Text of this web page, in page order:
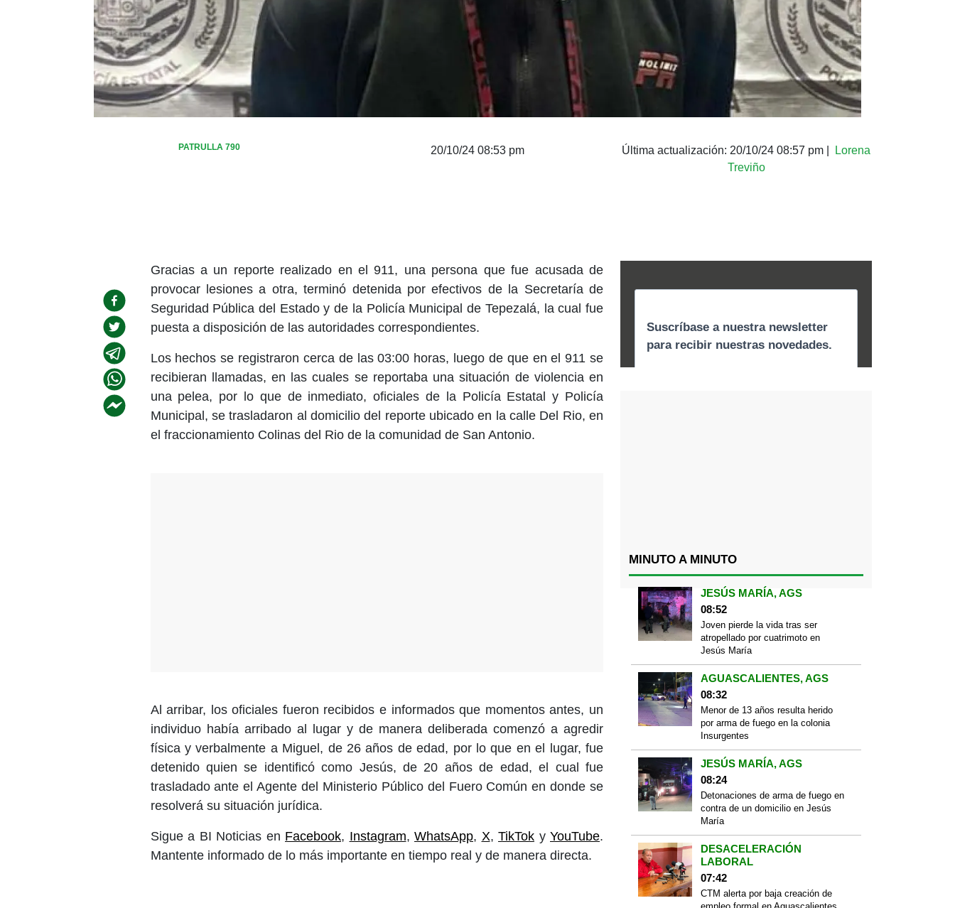
PATRULLA 790 20/10/24 08:53 pm Última actualización: 20/10/24 08:57 pm
Lorena
Treviño
Gracias a un reporte realizado en el 911, una persona que fue acusada de
provocar lesiones a otra, terminó detenida por efectivos de la Secretaría de
Seguridad Pública del Estado y de la Policía Municipal de Tepezalá, la cual fue
puesta a disposición de las autoridades correspondientes.
Los hechos se registraron cerca de las 03:00 horas, luego de que en el 911 se
recibieran llamadas, en las cuales se reportaba una situación de violencia en
una pelea, por lo que de inmediato, oficiales de la Policía Estatal y Policía
Municipal, se trasladaron al domicilio del reporte ubicado en la calle Del Rio, en
el fraccionamiento Colinas del Rio de la comunidad de San Antonio.
Al arribar, los oficiales fueron recibidos e informados que momentos antes, un
individuo había arribado al lugar y de manera deliberada comenzó a agredir
física y verbalmente a Miguel, de 26 años de edad, por lo que en el lugar, fue
detenido quien se identificó como Jesús, de 20 años de edad, el cual fue
trasladado ante el Agente del Ministerio Público del Fuero Común en donde se
resolverá su situación jurídica.
Sigue a BI Noticias en Facebook, Instagram, WhatsApp, X, TikTok y YouTube.
Mantente informado de lo más importante en tiempo real y de manera directa.
MINUTO A MINUTO
JESÚS MARÍA, AGS
08:52
Joven pierde la vida tras ser
atropellado por cuatrimoto en
Jesús María
AGUASCALIENTES, AGS
08:32
Menor de 13 años resulta herido
por arma de fuego en la colonia
Insurgentes
JESÚS MARÍA, AGS
08:24
Detonaciones de arma de fuego en
contra de un domicilio en Jesús
María
DESACELERACIÓN
LABORAL
07:42
CTM alerta por baja creación de